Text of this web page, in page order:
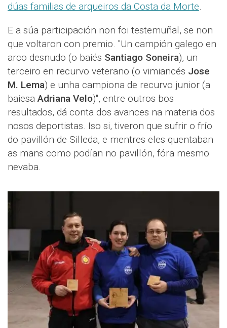
dúas familias de arqueiros da Costa da Morte.
E a súa participación non foi testemuñal, se non
que voltaron con premio. "Un campión galego en
arco desnudo (o baiés Santiago Soneira), un
terceiro en recurvo veterano (o vimiancés Jose
M. Lema) e unha campiona de recurvo junior (a
baiesaAdriana Velo)", entre outros bos
resultados, dá conta dos avances na materia dos
nosos deportistas. Iso si, tiveron que sufrir o frío
do pavillón de Silleda, e mentres eles quentaban
as mans como podían no pavillón, fóra mesmo
nevaba.